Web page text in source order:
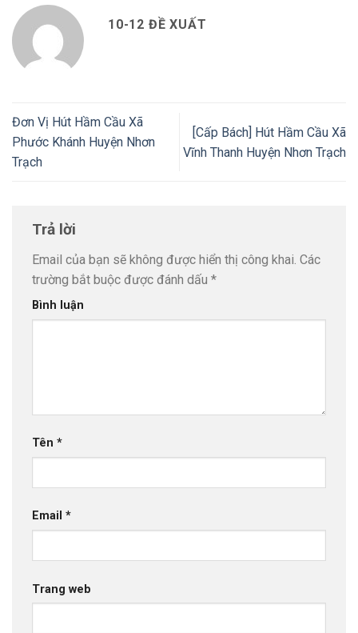
10-12 ĐỀ XUẤT
Đơn Vị Hút Hầm Cầu Xã
Phước Khánh Huyện Nhơn
Trạch
[Cấp Bách] Hút Hầm Cầu Xã
Vĩnh Thanh Huyện Nhơn Trạch
Trả lời
Email của bạn sẽ không được hiển thị công khai. Các
trường bắt buộc được đánh dấu *
Bình luận
Tên *
Email *
Trang web